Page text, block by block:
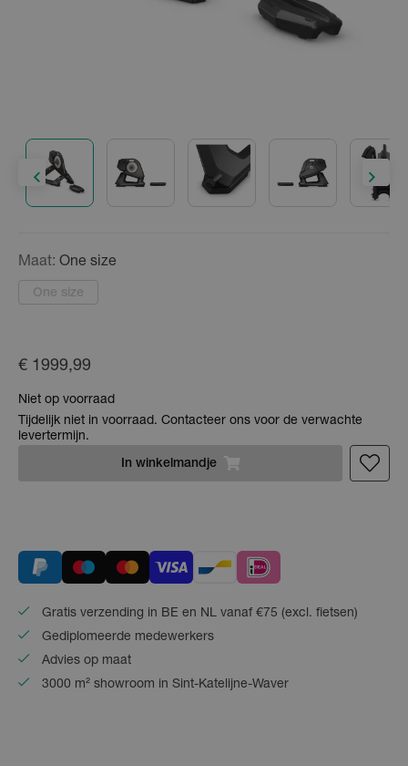
Maat: One size
One size
€ 1999,99
Niet op voorraad
Tijdelijk niet in voorraad. Contacteer ons voor de verwachte
levertermijn.
In winkelmandje
Gratis verzending in BE en NL vanaf €75 (excl. fietsen)
Gediplomeerde medewerkers
Advies op maat
3000 m² showroom in Sint-Katelijne-Waver